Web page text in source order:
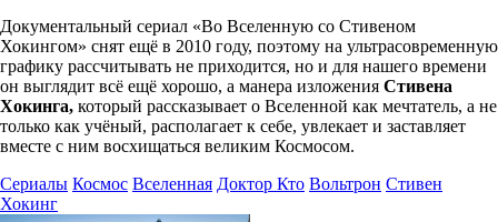
Документальный сериал «Во Вселенную со Стивеном
Хокингом» снят ещё в 2010 году, поэтому на ультрасовременную
графику рассчитывать не приходится, но и для нашего времени
он выглядит всё ещё хорошо, а манера изложения Стивена
Хокинга, который рассказывает о Вселенной как мечтатель, а не
только как учёный, располагает к себе, увлекает и заставляет
вместе с ним восхищаться великим Космосом.
Сериалы Космос Вселенная Доктор Кто Вольтрон Стивен
Хокинг